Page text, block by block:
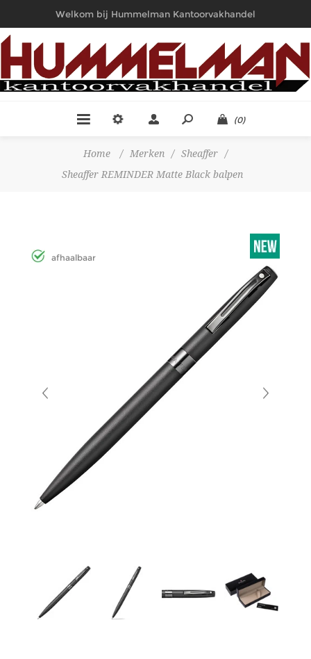
Welkom bij Hummelman Kantoorvakhandel
(0)
Home / Merken / Sheaffer
/
Sheaffer REMINDER Matte Black balpen
afhaalbaar